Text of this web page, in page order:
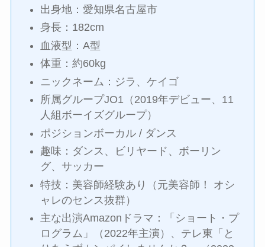
出身地：愛知県名古屋市
身長：182cm
血液型：A型
体重：約60kg
ニックネーム：ジラ、ケイゴ
所属グループJO1（2019年デビュー、11
人組ボーイズグループ）
ポジションボーカル / ダンス
趣味：ダンス、ビリヤード、ボーリン
グ、サッカー
特技：美容師経験あり（元美容師！ オシ
ャレのセンス抜群）
主な出演Amazonドラマ：「ショート・プ
ログラム」（2022年主演）、テレ東「と